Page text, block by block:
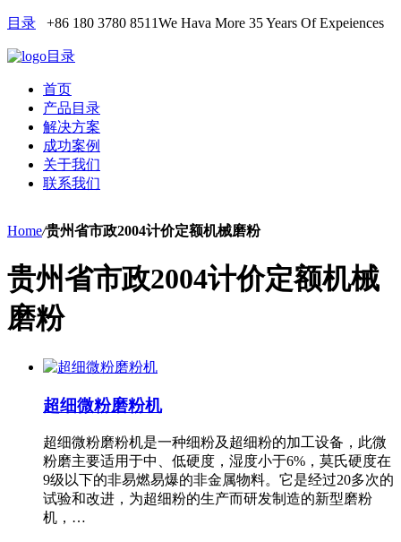
目录 +86 180 3780 8511We Hava More 35 Years Of Expeiences
目录
首页
产品目录
解决方案
成功案例
关于我们
联系我们
Home/贵州省市政2004计价定额机械磨粉
贵州省市政2004计价定额机械
磨粉
超细微粉磨粉机
超细微粉磨粉机是一种细粉及超细粉的加工设备，此微
粉磨主要适用于中、低硬度，湿度小于6%，莫氏硬度在
9级以下的非易燃易爆的非金属物料。它是经过20多次的
试验和改进，为超细粉的生产而研发制造的新型磨粉
机，…